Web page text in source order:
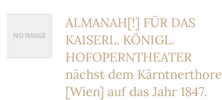
ALMANAH[!] FÜR DAS
KAISERL. KÖNIGL.
HOFOPERNTHEATER
nächst dem Kärntnerthore
[Wien] auf das Jahr 1847.